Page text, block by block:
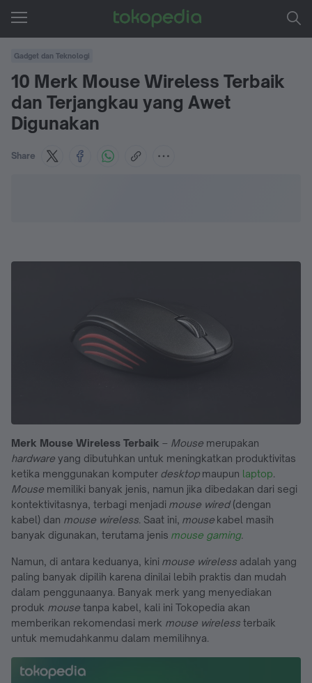
Gadget dan Teknologi
10 Merk Mouse Wireless Terbaik
dan Terjangkau yang Awet
Digunakan
Share
Merk Mouse Wireless Terbaik – Mouse merupakan
hardware yang dibutuhkan untuk meningkatkan produktivitas
ketika menggunakan komputer desktop maupun laptop.
Mouse memiliki banyak jenis, namun jika dibedakan dari segi
kontektivitasnya, terbagi menjadi mouse wired (dengan
kabel) dan mouse wireless. Saat ini, mouse kabel masih
banyak digunakan, terutama jenis mouse gaming.
Namun, di antara keduanya, kini mouse wireless adalah yang
paling banyak dipilih karena dinilai lebih praktis dan mudah
dalam penggunaanya. Banyak merk yang menyediakan
produk mouse tanpa kabel, kali ini Tokopedia akan
memberikan rekomendasi merk mouse wireless terbaik
untuk memudahkanmu dalam memilihnya.